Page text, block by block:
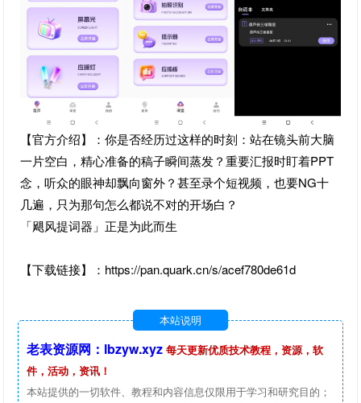
【官方介绍】：你是否经历过这样的时刻：站在镜头前大脑
一片空白，精心准备的稿子瞬间蒸发？重要汇报时盯着PPT
念，听众的眼神却飘向窗外？甚至录个短视频，也要NG十
几遍，只为那句怎么都说不对的开场白？
「飓风提词器」正是为此而生
【下载链接】：https://pan.quark.cn/s/acef780de61d
本站说明
老表资源网：lbzyw.xyz 每天更新优质技术教程，资源，软
件，活动，资讯！
本站提供的一切软件、教程和内容信息仅限用于学习和研究目的；